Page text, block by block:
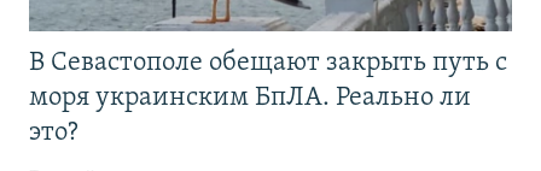
В Севастополе обещают закрыть путь с
моря украинским БпЛА. Реально ли
это?